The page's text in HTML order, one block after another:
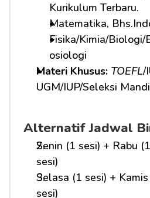
Kurikulum Terbaru.
Matematika,
Fisika/Kimia/Biologi/
osiologi
Materi Khusus: TOEFL/
UGM/IUP/Seleksi
Alternatif Jadwal
Senin (1 sesi) + Rabu
sesi)
Selasa (1 sesi) +
sesi)